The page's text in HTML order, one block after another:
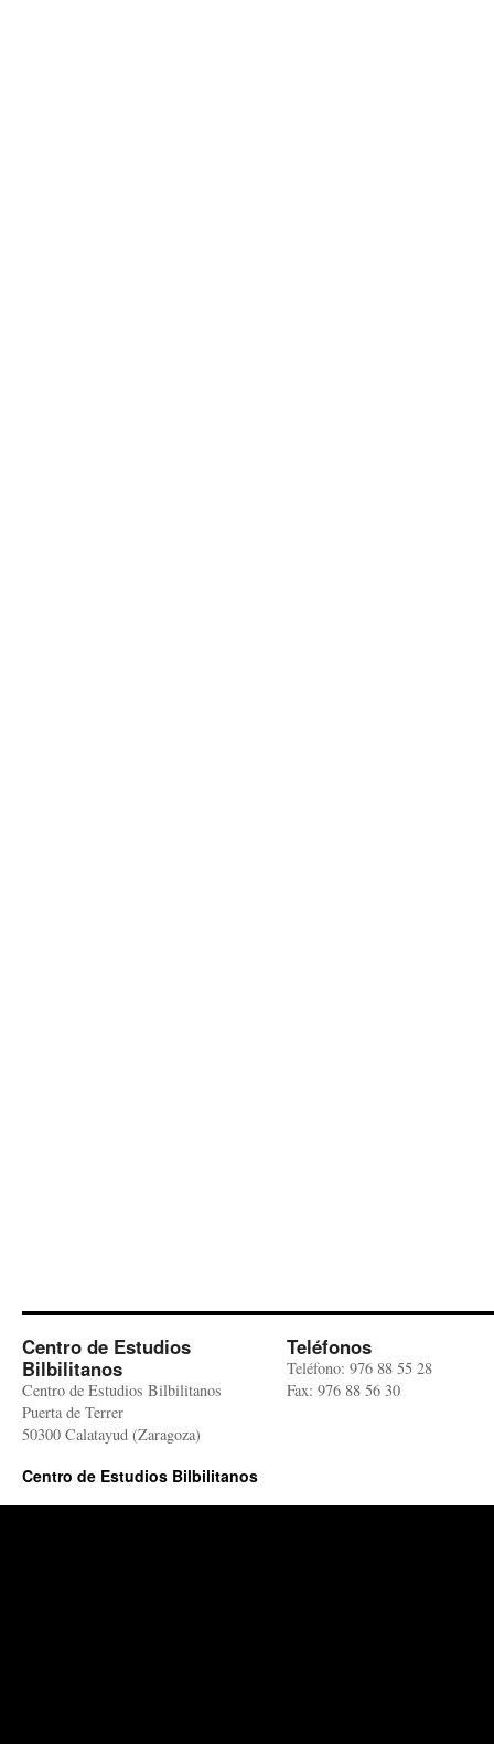
Centro de Estudios
Bilbilitanos
Centro de Estudios Bilbilitanos
Puerta de Terrer
50300 Calatayud (Zaragoza)
Teléfonos
Teléfono: 976 88 55 28
Fax: 976 88 56 30
Centro de Estudios Bilbilitanos